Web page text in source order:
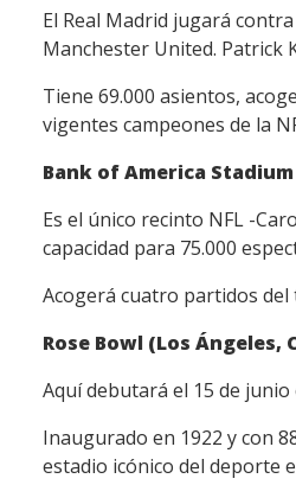
El Real Madrid jugará
Manchester United. Patrick
Tiene 69.000 asientos,
vigentes campeones de la
Bank of America
Es el único recinto NFL -
capacidad para 75.000
Acogerá cuatro partidos del
Rose Bowl (Los Ángeles,
Aquí debutará el 15 de
Inaugurado en 1922 y con
estadio icónico del deporte